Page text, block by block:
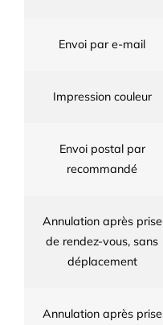
Envoi par e-mail
Impression couleur
Envoi postal par
recommandé
Annulation après prise
de rendez-vous, sans
déplacement
Annulation après prise